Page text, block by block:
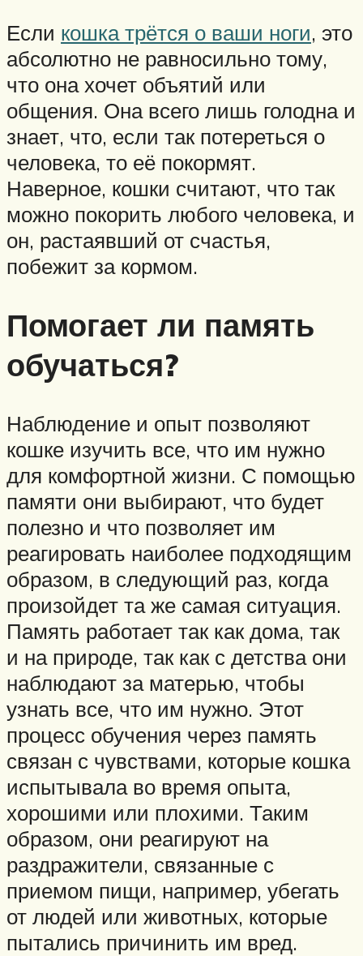
Если кошка трётся о ваши ноги, это
абсолютно не равносильно тому,
что она хочет объятий или
общения. Она всего лишь голодна и
знает, что, если так потереться о
человека, то её покормят.
Наверное, кошки считают, что так
можно покорить любого человека, и
он, растаявший от счастья,
побежит за кормом.
Помогает ли память
обучаться?
Наблюдение и опыт позволяют
кошке изучить все, что им нужно
для комфортной жизни. С помощью
памяти они выбирают, что будет
полезно и что позволяет им
реагировать наиболее подходящим
образом, в следующий раз, когда
произойдет та же самая ситуация.
Память работает так как дома, так
и на природе, так как с детства они
наблюдают за матерью, чтобы
узнать все, что им нужно. Этот
процесс обучения через память
связан с чувствами, которые кошка
испытывала во время опыта,
хорошими или плохими. Таким
образом, они реагируют на
раздражители, связанные с
приемом пищи, например, убегать
от людей или животных, которые
пытались причинить им вред.